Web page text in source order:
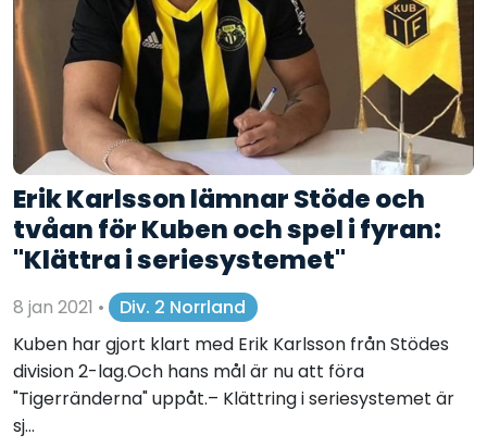
Erik Karlsson lämnar Stöde och
tvåan för Kuben och spel i fyran:
"Klättra i seriesystemet"
8 jan 2021 •
Div. 2 Norrland
Kuben har gjort klart med Erik Karlsson från Stödes
division 2-lag.Och hans mål är nu att föra
"Tigerränderna" uppåt.– Klättring i seriesystemet är
sj...